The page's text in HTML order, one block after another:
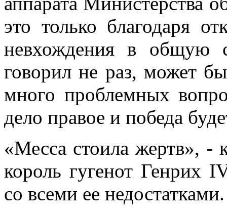
это только благодаря
невхождения в общую
говорил не раз, может
много проблемных
дело правое и победа
«Месса стоила жертв», -
король гугенот Генрих
со всеми ее